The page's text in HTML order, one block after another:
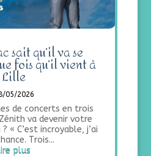
sait qu’il va se
fois qu’il vient à
Lille
05/2026
de concerts en trois
va devenir votre
« C’est incroyable, j’ai
Trois...
plus